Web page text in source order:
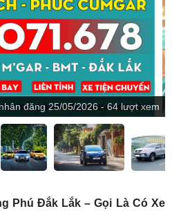
đăng25/05/2026 - 64 lượt xem
Phú Đắk Lắk – Gọi Là Có Xe